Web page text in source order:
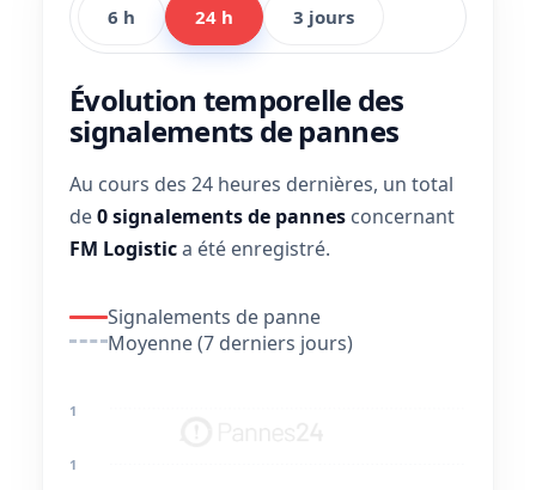
6 h 24 h 3 jours
Évolution temporelle des
signalements de pannes
Au cours des 24 heures dernières, un total
de0 signalements de pannes concernant
FM Logistica été enregistré.
Signalements de panne
Moyenne (7 derniers jours)
1
1